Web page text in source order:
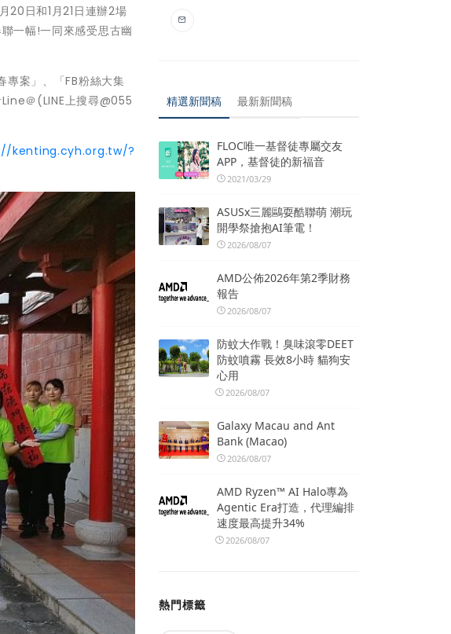
20日和1月21日連辦2場
一幅!一同來感受思古幽
案」、「FB粉絲大集
＠(LINE上搜尋@055
kenting.cyh.org.tw/?
精選新聞稿 最新新聞稿
FLOC唯一基督徒專屬交友
APP，基督徒的新福音
2021/03/29
ASUSx三麗鷗耍酷聯萌 潮玩
開學祭搶抱AI筆電！
2026/08/07
AMD公佈2026年第2季財務
報告
2026/08/07
防蚊大作戰！臭味滾零DEET
防蚊噴霧 長效8小時 貓狗安
心用
2026/08/07
Galaxy Macau and Ant
Bank (Macao)
2026/08/07
AMD Ryzen™ AI Halo專為
Agentic Era打造，代理編排
速度最高提升34%
2026/08/07
熱門標籤